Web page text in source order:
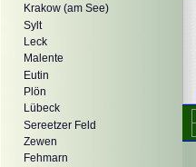
Krakow (am See)
Sylt
Leck
Malente
Eutin
Plön
Lübeck
Sereetzer Feld
Zewen
Fehmarn